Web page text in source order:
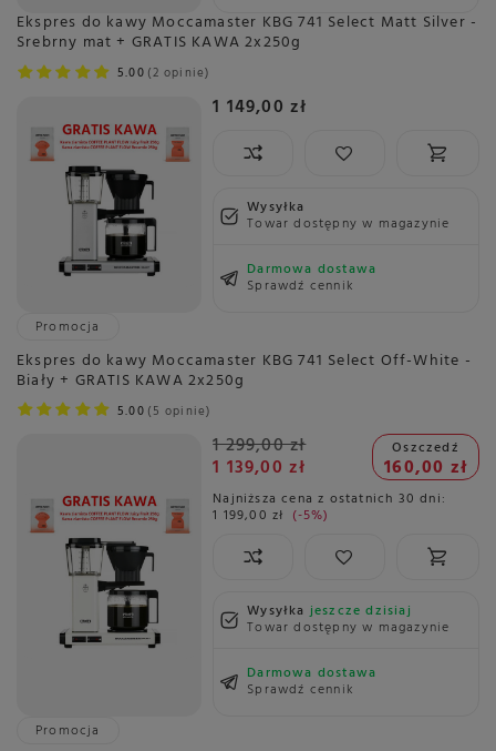
Ekspres do kawy Moccamaster KBG 741 Select Matt Silver -
Srebrny mat + GRATIS KAWA 2x250g
5.00 2 opinie
1 149,00 zł
Wysyłka
Towar dostępny w magazynie
Darmowa dostawa
Sprawdź cennik
Promocja
Ekspres do kawy Moccamaster KBG 741 Select Off-White -
Biały + GRATIS KAWA 2x250g
5.00 5 opinie
1 299,00 zł
1 139,00 zł
Oszczedź
160,00 zł
Najniższa cena z ostatnich 30 dni:
1 199,00 zł -5%
Wysyłkajeszcze dzisiaj
Towar dostępny w magazynie
Darmowa dostawa
Sprawdź cennik
Promocja